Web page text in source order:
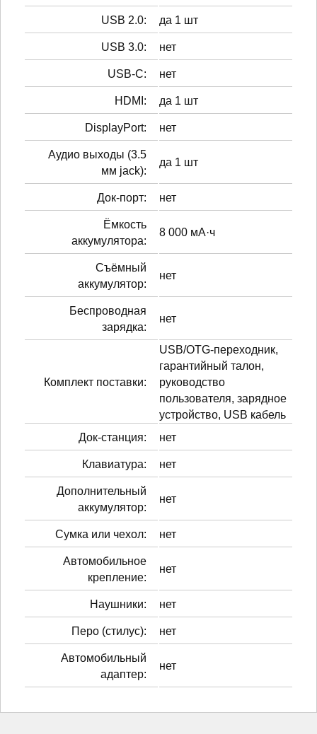
USB 2.0: да 1 шт
USB 3.0: нет
USB-C: нет
HDMI: да 1 шт
DisplayPort: нет
Аудио выходы (3.5
мм jack):
да 1 шт
Док-порт: нет
Ёмкость
аккумулятора:
8 000 мА·ч
Cъёмный
аккумулятор:
нет
Беспроводная
зарядка:
нет
Комплект поставки:
USB/OTG-переходник,
гарантийный талон,
руководство
пользователя, зарядное
устройство, USB кабель
Док-станция:
нет
Клавиатура: нет
Дополнительный
аккумулятор:
нет
Сумка или чехол: нет
Автомобильное
крепление:
нет
Наушники: нет
Перо (стилус): нет
Автомобильный
адаптер:
нет